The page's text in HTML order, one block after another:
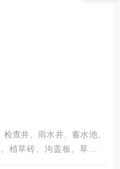
查井、雨水井、蓄水池、
植草砖、沟盖板、草地盖